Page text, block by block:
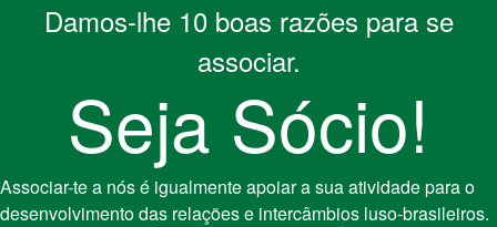
Damos-lhe 10 boas razões para se
associar.
Seja Sócio!
Associar-te a nós é igualmente apoiar a sua atividade para o
desenvolvimento das relações e intercâmbios luso-brasileiros.